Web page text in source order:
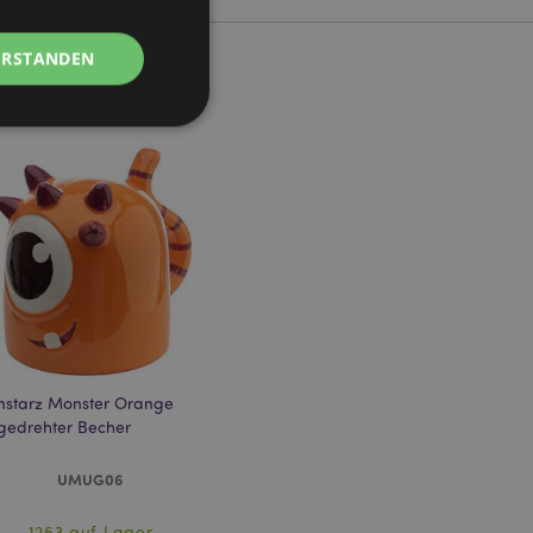
Monster Orange
Becher
UMUG06
Dienst
für
Cookie-Banner
das
ist eine